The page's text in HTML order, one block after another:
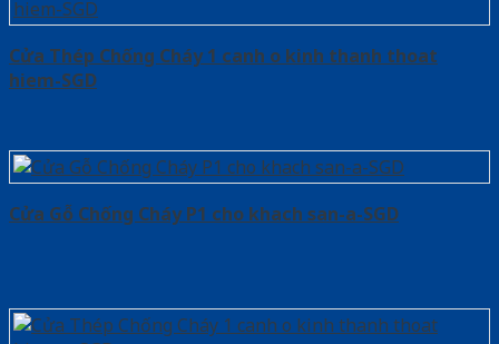
Cửa Thép Chống Cháy 1 canh o kinh thanh thoat
hiem-SGD
Cửa Gỗ Chống Cháy P1 cho khach san-a-SGD